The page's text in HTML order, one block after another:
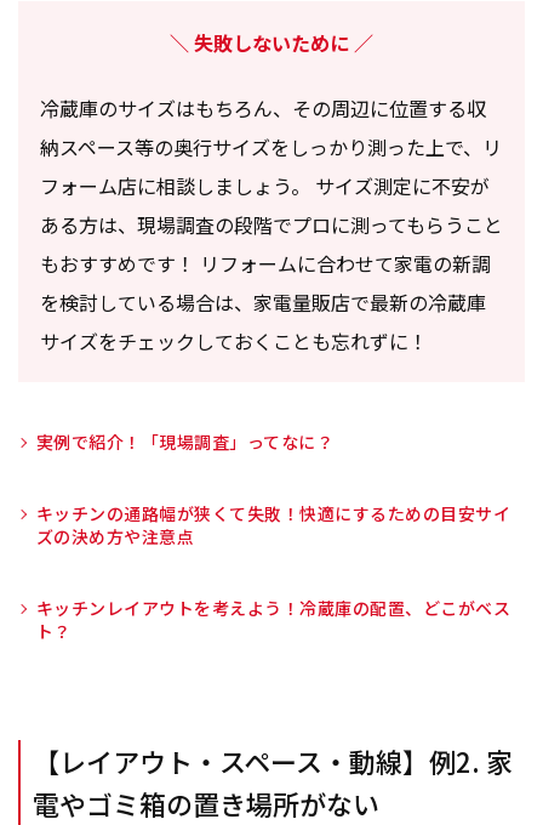
失敗しないために
冷蔵庫のサイズはもちろん、その周辺に位置する収
納スペース等の奥行サイズをしっかり測った上で、リ
フォーム店に相談しましょう。 サイズ測定に不安が
ある方は、現場調査の段階でプロに測ってもらうこと
もおすすめです！ リフォームに合わせて家電の新調
を検討している場合は、家電量販店で最新の冷蔵庫
サイズをチェックしておくことも忘れずに！
実例で紹介！「現場調査」ってなに？
キッチンの通路幅が狭くて失敗！快適にするための目安サイ
ズの決め方や注意点
キッチンレイアウトを考えよう！冷蔵庫の配置、どこがベス
ト？
【レイアウト・スペース・動線】例2. 家
電やゴミ箱の置き場所がない